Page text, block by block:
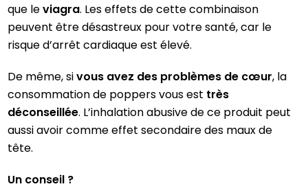
que leviagra. Les effets de cette combinaison
peuvent être désastreux pour votre santé, car le
risque d’arrêt cardiaque est élevé.
De même, sivous avez des problèmes de cœur, la
consommation de poppers vous est très
déconseillée. L’inhalation abusive de ce produit peut
aussi avoir comme effet secondaire des maux de
tête.
Un conseil ?